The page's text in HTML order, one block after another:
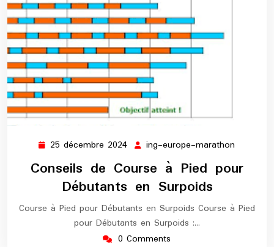
25 décembre 2024 25
décembre
2024
ing-europe-marathon
marathon
Conseils de Course à Pied pour
Débutants en Surpoids
Course à Pied pour Débutants en Surpoids Course à Pied
pour Débutants en Surpoids :…
0 Comments